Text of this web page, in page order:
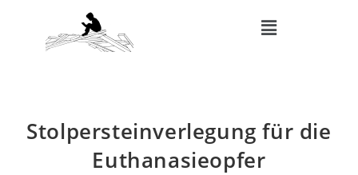
Stolpersteinverlegung für die
Euthanasieopfer